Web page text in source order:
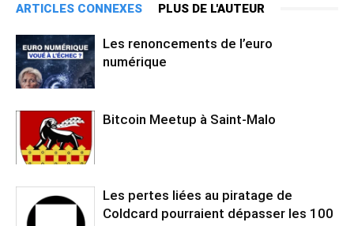
ARTICLES CONNEXES PLUS DE L'AUTEUR
Les renoncements de l’euro
numérique
Bitcoin Meetup à Saint-Malo
Les pertes liées au piratage de
Coldcard pourraient dépasser les 100